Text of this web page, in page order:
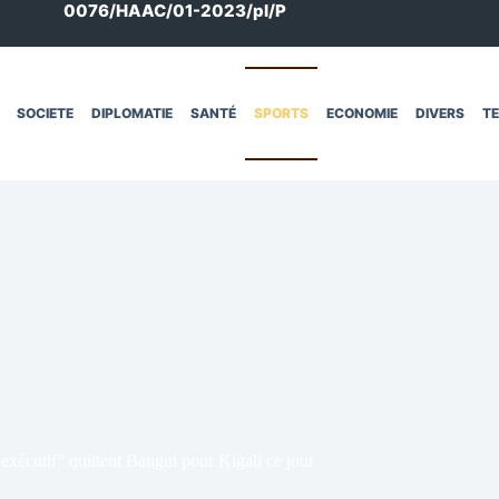
0076/HAAC/01-2023/pl/P
SOCIETE DIPLOMATIE SANTÉ SPORTS ECONOMIE DIVERS